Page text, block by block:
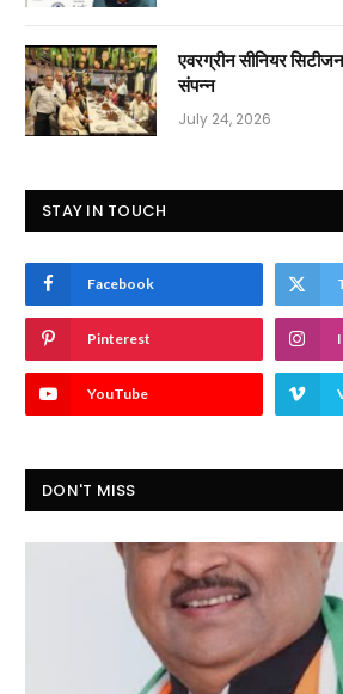
एवरग्रीन सीनियर
संपन्न
July 24, 2026
STAY IN TOUCH
Facebook
Pinterest
YouTube
DON'T MISS